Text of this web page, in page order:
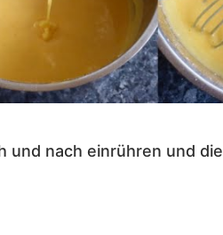
und nach einrühren und